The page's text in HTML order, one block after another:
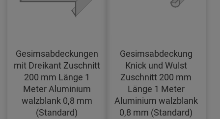
Gesimsabdeckungen
mit Dreikant Zuschnitt
200 mm Länge 1
Meter Aluminium
walzblank 0,8 mm
(Standard)
Gesimsabdeckung
Knick und Wulst
Zuschnitt 200 mm
Länge 1 Meter
Aluminium walzblank
0,8 mm (Standard)